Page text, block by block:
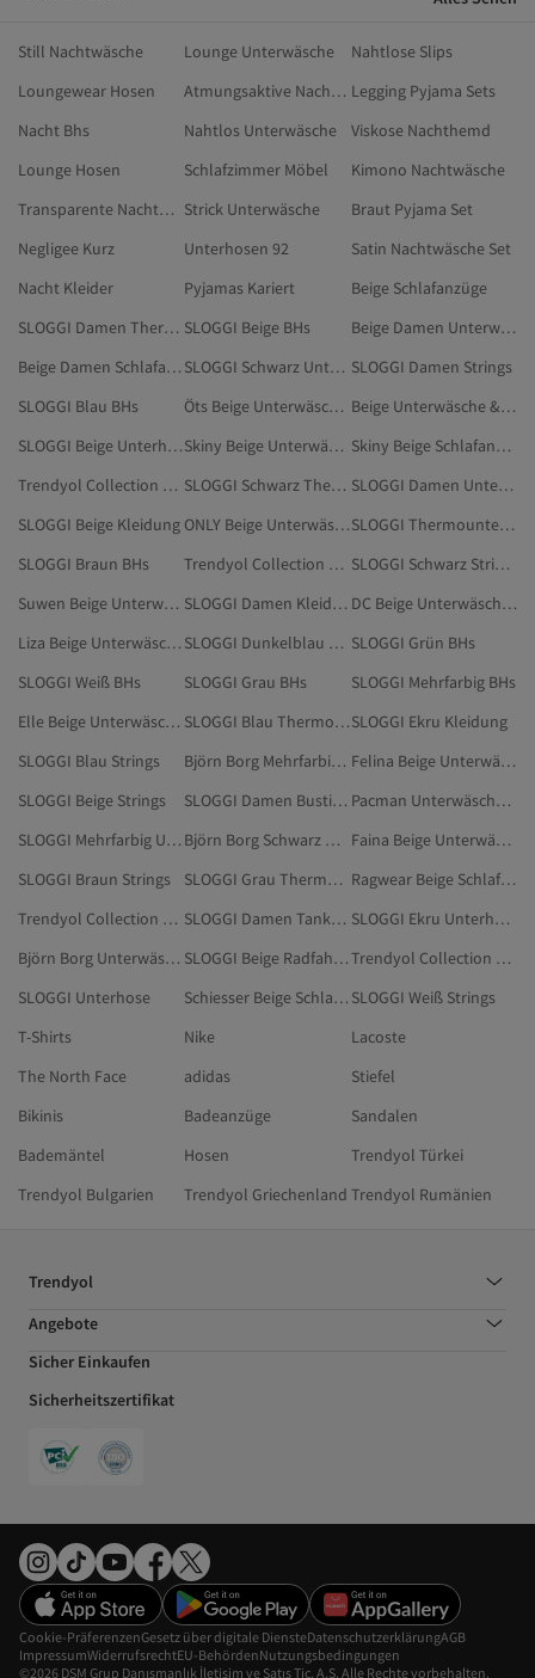
Still Nachtwäsche Lounge Unterwäsche
Nahtlose Slips
Loungewear Hosen
Atmungsaktive Nachtwäsche Legging Pyjama Sets
Nacht Bhs
Nahtlos Unterwäsche
Viskose Nachthemd
Lounge Hosen
Schlafzimmer Möbel
Kimono Nachtwäsche
Transparente Nachtwäsche Strick Unterwäsche
Braut Pyjama Set
Negligee Kurz
Unterhosen 92
Satin Nachtwäsche Set
Nacht Kleider
Pyjamas Kariert
Beige Schlafanzüge
SLOGGI Damen Thermounterwäsche SLOGGI Beige BHs
Beige Damen Unterwäsche & Nachtwäsche
Beige Damen Schlafanzüge
SLOGGI Schwarz Unterhose SLOGGI Damen Strings
SLOGGI Blau BHs
Öts Beige Unterwäsche & Nachtwäsche
Beige Unterwäsche & Nachtwäsche
SLOGGI Beige Unterhose
Skiny Beige Unterwäsche & Nachtwäsche
Skiny Beige Schlafanzüge
Trendyol Collection Beige Unterwäsche & Nachtwäsche
SLOGGI Schwarz Thermounterwäsche
SLOGGI Damen Unterhose
SLOGGI Beige Kleidung
ONLY Beige Unterwäsche & Nachtwäsche
SLOGGI Thermounterwäsche
SLOGGI Braun BHs
Trendyol Collection Beige Schlafanzüge
SLOGGI Schwarz Strings
Suwen Beige Unterwäsche & Nachtwäsche
SLOGGI Damen Kleidung
DC Beige Unterwäsche & Nachtwäsche
Liza Beige Unterwäsche & Nachtwäsche
SLOGGI Dunkelblau BHs SLOGGI Grün BHs
SLOGGI Weiß BHs
SLOGGI Grau BHs
SLOGGI Mehrfarbig BHs
Elle Beige Unterwäsche & Nachtwäsche
SLOGGI Blau ThermounterwäscheSLOGGI Ekru Kleidung
SLOGGI Blau Strings
Björn Borg Mehrfarbig Unterwäsche & Nachtwäsche
Felina Beige Unterwäsche & Nachtwäsche
SLOGGI Beige Strings
SLOGGI Damen Bustiers
Pacman Unterwäsche & Nachtwäsche
SLOGGI Mehrfarbig Unterhose
Björn Borg Schwarz Unterwäsche & Nachtwäsche
Faina Beige Unterwäsche & Nachtwäsche
SLOGGI Braun Strings
SLOGGI Grau Thermounterwäsche
Ragwear Beige Schlafanzüge
Trendyol Collection Cremefarben Unterwäsche & Nachtwäsche
SLOGGI Damen Tanktops & Bodys
SLOGGI Ekru Unterhose
Björn Borg Unterwäsche & Nachtwäsche
SLOGGI Beige Radfahrhosen
Trendyol Collection Cremefarben Schlafanzüge
SLOGGI Unterhose
Schiesser Beige Schlafanzüge SLOGGI Weiß Strings
T-Shirts
Nike
Lacoste
The North Face
adidas
Stiefel
Bikinis
Badeanzüge
Sandalen
Bademäntel
Hosen
Trendyol Türkei
Trendyol Bulgarien
Trendyol Griechenland Trendyol Rumänien
Trendyol
Angebote
Sicher Einkaufen
Sicherheitszertifikat
©2026 DSM Grup Danışmanlık İletişim ve Satış Tic. A.Ş. Alle Rechte vorbehalten.
Cookie-PräferenzenGesetz über digitale DiensteDatenschutzerklärungAGB
ImpressumWiderrufsrechtEU-BehördenNutzungsbedingungen